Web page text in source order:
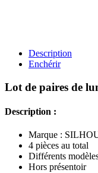
Description
Enchérir
Lot de paires de
Description :
Marque :
4 pièces au total
Différents
Hors présentoir